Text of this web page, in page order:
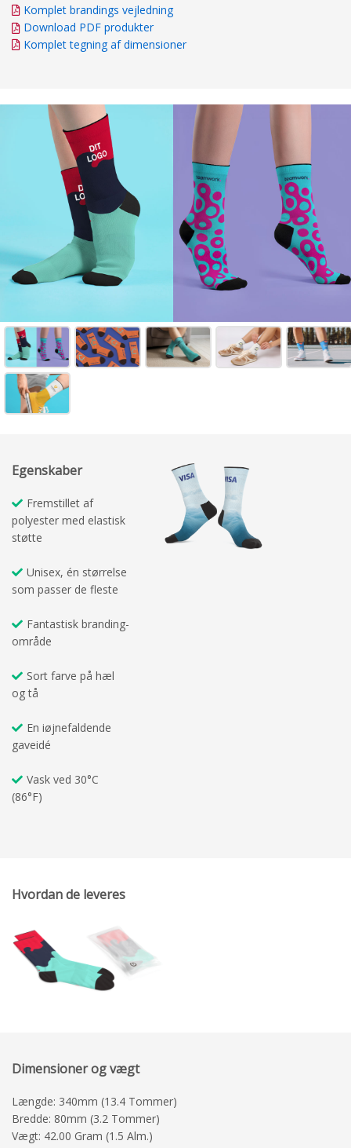
Komplet brandings vejledning
Download PDF produkter
Komplet tegning af dimensioner
Egenskaber
Fremstillet af
polyester med elastisk
støtte
Unisex, én størrelse
som passer de fleste
Fantastisk branding-
område
Sort farve på hæl
og tå
En iøjnefaldende
gaveidé
Vask ved 30°C
(86°F)
Hvordan de leveres
Dimensioner og vægt
Længde: 340mm (13.4 Tommer)
Bredde: 80mm (3.2 Tommer)
Vægt: 42.00 Gram (1.5 Alm.)